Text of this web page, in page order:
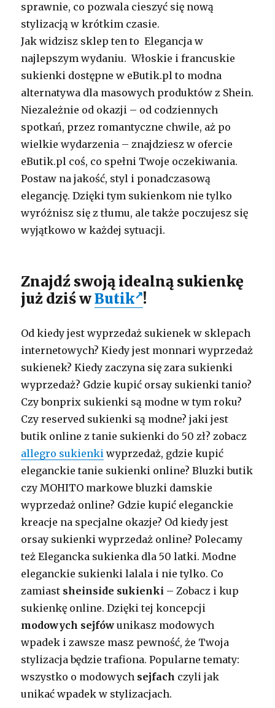
sprawnie, co pozwala cieszyć się nową
stylizacją w krótkim czasie.
Jak widzisz sklep ten to Elegancja w
najlepszym wydaniu. Włoskie i francuskie
sukienki dostępne w eButik.pl to modna
alternatywa dla masowych produktów z Shein.
Niezależnie od okazji – od codziennych
spotkań, przez romantyczne chwile, aż po
wielkie wydarzenia – znajdziesz w ofercie
eButik.pl coś, co spełni Twoje oczekiwania.
Postaw na jakość, styl i ponadczasową
elegancję. Dzięki tym sukienkom nie tylko
wyróżnisz się z tłumu, ale także poczujesz się
wyjątkowo w każdej sytuacji.
Znajdź swoją idealną sukienkę
już dziś wButik !
Od kiedy jest wyprzedaż sukienek w sklepach
internetowych? Kiedy jest monnari wyprzedaż
sukienek? Kiedy zaczyna się zara sukienki
wyprzedaż? Gdzie kupić orsay sukienki tanio?
Czy bonprix sukienki są modne w tym roku?
Czy reserved sukienki są modne? jaki jest
butik online z tanie sukienki do 50 zł? zobacz
allegro sukienki wyprzedaż, gdzie kupić
eleganckie tanie sukienki online? Bluzki butik
czy MOHITO markowe bluzki damskie
wyprzedaż online? Gdzie kupić eleganckie
kreacje na specjalne okazje? Od kiedy jest
orsay sukienki wyprzedaż online? Polecamy
też Elegancka sukienka dla 50 latki. Modne
eleganckie sukienki lalala i nie tylko. Co
zamiast sheinside sukienki – Zobacz i kup
sukienkę online. Dzięki tej koncepcji
modowych sejfów unikasz modowych
wpadek i zawsze masz pewność, że Twoja
stylizacja będzie trafiona. Popularne tematy:
wszystko o modowych sejfach czyli jak
unikać wpadek w stylizacjach.